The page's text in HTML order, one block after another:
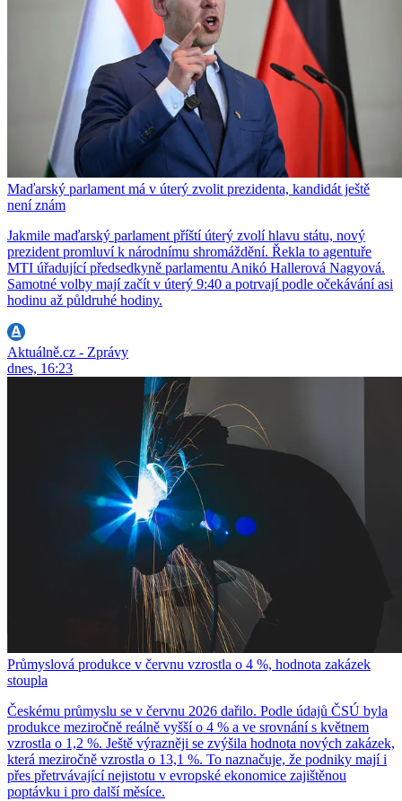
Maďarský parlament má v úterý zvolit prezidenta, kandidát ještě
není znám
Jakmile maďarský parlament příští úterý zvolí hlavu státu, nový
prezident promluví k národnímu shromáždění. Řekla to agentuře
MTI úřadující předsedkyně parlamentu Anikó Hallerová Nagyová.
Samotné volby mají začít v úterý 9:40 a potrvají podle očekávání asi
hodinu až půldruhé hodiny.
Aktuálně.cz - Zprávy
dnes, 16:23
Průmyslová produkce v červnu vzrostla o 4 %, hodnota zakázek
stoupla
Českému průmyslu se v červnu 2026 dařilo. Podle údajů ČSÚ byla
produkce meziročně reálně vyšší o 4 % a ve srovnání s květnem
vzrostla o 1,2 %. Ještě výrazněji se zvýšila hodnota nových zakázek,
která meziročně vzrostla o 13,1 %. To naznačuje, že podniky mají i
přes přetrvávající nejistotu v evropské ekonomice zajištěnou
poptávku i pro další měsíce.